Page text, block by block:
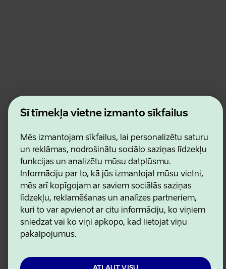
Šī tīmekļa vietne izmanto sīkfailus
Mēs izmantojam sīkfailus, lai personalizētu saturu
un reklāmas, nodrošinātu sociālo saziņas līdzekļu
funkcijas un analizētu mūsu datplūsmu.
Informāciju par to, kā jūs izmantojat mūsu vietni,
mēs arī kopīgojam ar saviem sociālās saziņas
līdzekļu, reklamēšanas un analīzes partneriem,
kuri to var apvienot ar citu informāciju, ko viņiem
sniedzat vai ko viņi apkopo, kad lietojat viņu
pakalpojumus.
Estonian Business and Innovation Agency
Kontakti
Lietošanas noteikumi
Sīkdatņu un konfidencialitātes politika